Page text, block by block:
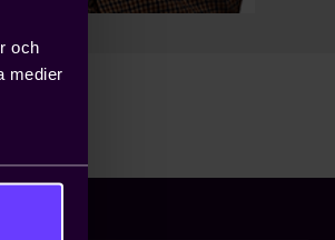
och
medier